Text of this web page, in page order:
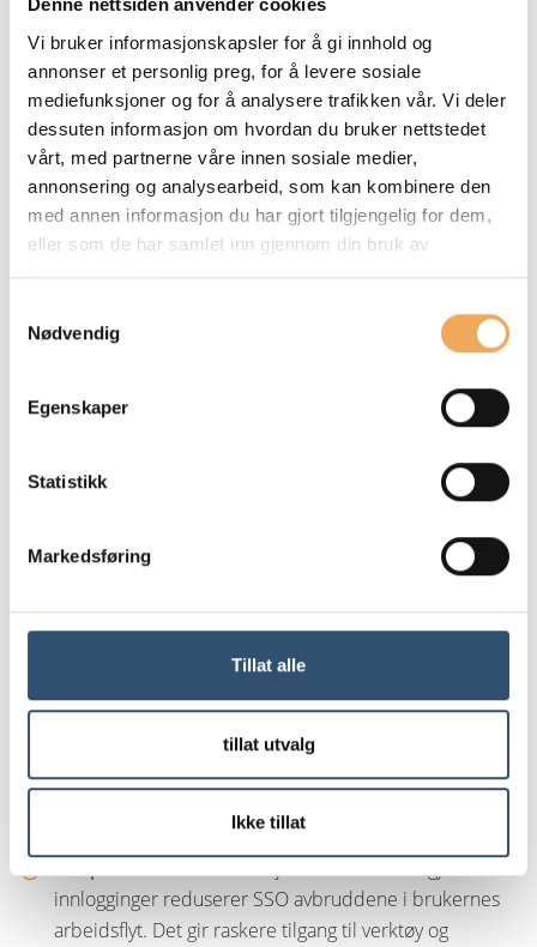
Denne nettsiden anvender cookies
Vi bruker informasjonskapsler for å gi innhold og
annonser et personlig preg, for å levere sosiale
mediefunksjoner og for å analysere trafikken vår. Vi deler
dessuten informasjon om hvordan du bruker nettstedet
vårt, med partnerne våre innen sosiale medier,
annonsering og analysearbeid, som kan kombinere den
med annen informasjon du har gjort tilgjengelig for dem,
eller som de har samlet inn gjennom din bruk av
tjenestene deres.
Nødvendig
Egenskaper
Statistikk
Markedsføring
Tillat alle
tillat utvalg
Ikke tillat
av Microsofts skytjenester.
Fordeler med Single Sign-
On (SSO)
applikasjoner og systemer. Dermed slipper de å huske
flere passord, noe som gir en smidigere arbeidsflyt og
innlogginger per dag reduserer SSO risikoen for såkalt
"passordtretthet", der brukerne blir overveldet av alle
de forskjellige passordene og ofte bare velger enkle
passord eller ett og samme passord på flere
Økt sikkerhet: SSO reduserer antallet passord en
bruker må administrere. Dette reduserer igjen
lykkes. SSO kan også kombineres med
flerfaktorautentisering (MFA) for å styrke sikkerheten
innlogginger reduserer SSO avbruddene i brukernes
arbeidsflyt. Det gir raskere tilgang til verktøy og